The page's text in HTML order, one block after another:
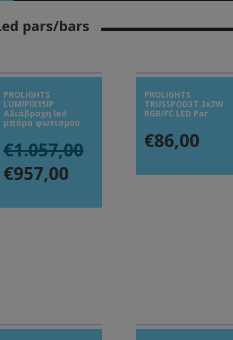
pars/bars
PROLIGHTS
LUMIPIX15IP
Aδιάβροχη led
μπάρα φωτισμού
€1.057,00
€957,00
PROLIGHTS
TRUSSPOD3T 3x3W
RGB/FC LED Par
€86,00